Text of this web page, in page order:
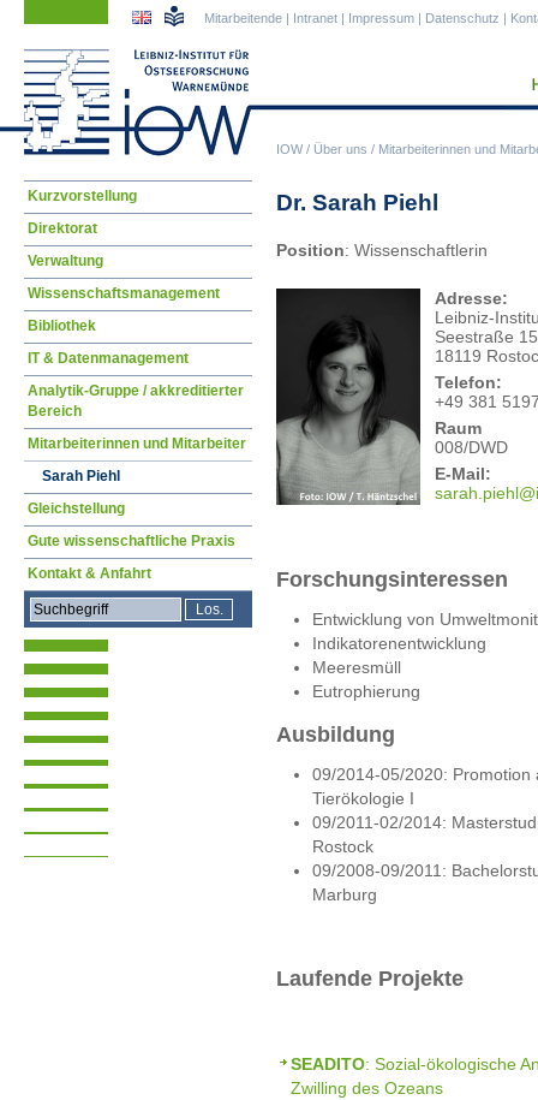
IOW/ Über uns / Mitarbeiterinnen und
Mitarbeitende | Intranet | Impressum | Datenschutz |
Dr. Sarah Piehl
Position: Wissenschaftlerin
Adresse:
Leibniz-
Seestraße 15
18119
Telefon:
+49 381
Raum
008/DWD
E-Mail:
sara
Forschungsinteressen
Entwicklung von
Indikatorenentwicklung
Meeresmüll
Eutrophierung
Ausbildung
09/2014-05/2020: Promotion
Tierökologie I
09/2011-02/2014:
Rostock
09/2008-09/2011:
Marburg
Laufende Projekte
SEADITO: Sozial-ökologische
Zwilling des Ozeans
Navigation
Kurzvorstellung
Direktorat
Verwaltung
Wissenschaftsmanagement
Bibliothek
IT & Datenmanagement
Analytik-Gruppe / akkreditierter
Bereich
Mitarbeiterinnen und Mitarbeiter
Sarah Piehl
Gleichstellung
Gute wissenschaftliche Praxis
Kontakt & Anfahrt